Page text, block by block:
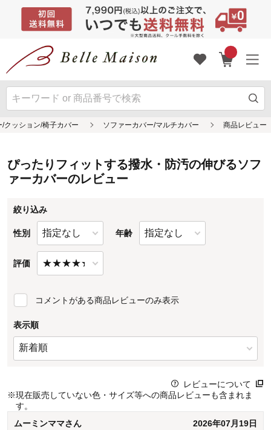
ぴったりフィットする撥水・防汚の伸びるソフ
ァーカバーのレビュー
絞り込み
性別 年齢
評価
コメントがある商品レビューのみ表示
表示順
レビューについて
※現在販売していない色・サイズ等への商品レビューも含まれま
す。
ムーミンママさん 2026年07月19日